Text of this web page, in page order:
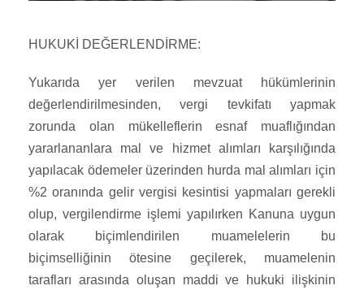
HUKUKİ DEĞERLENDİRME:
Yukarıda yer verilen mevzuat hükümlerinin
değerlendirilmesinden, vergi tevkifatı yapmak
zorunda olan mükelleflerin esnaf muaflığından
yararlananlara mal ve hizmet alımları karşılığında
yapılacak ödemeler üzerinden hurda mal alımları için
%2 oranında gelir vergisi kesintisi yapmaları gerekli
olup, vergilendirme işlemi yapılırken Kanuna uygun
olarak biçimlendirilen muamelelerin bu
biçimselliğinin ötesine geçilerek, muamelenin
tarafları arasında oluşan maddi ve hukuki ilişkinin